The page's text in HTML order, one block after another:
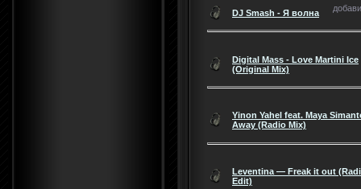
DJ Smash - Я волна
Digital Mass - Love Martini Ice
(Original Mix)
Yinon Yahel feat. Maya
Away (Radio Mix)
Leventina — Freak it out
Edit)